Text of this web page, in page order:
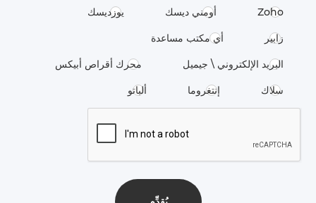
Zoho أومني ديسك يوزديسك
زابير أي مكتب مساعدة
البريد الإلكتروني \ جيميل محرك أقراص أبيكس
سلاك إنتغروما ألباتو